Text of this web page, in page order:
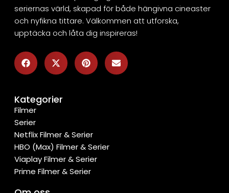
seriernas värld, skapad för både hängivna cineaster
och nyfikna tittare. Välkommen att utforska,
upptäcka och låta dig inspireras!
Kategorier
Filmer
Serier
Netflix Filmer & Serier
HBO (Max) Filmer & Serier
Viaplay Filmer & Serier
Prime Filmer & Serier